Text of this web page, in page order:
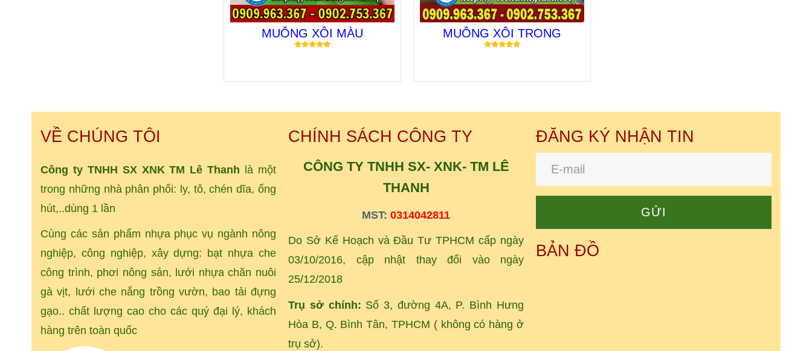
MUỖNG XÔI MÀU MUỖNG XÔI TRONG
VỀ CHÚNG TÔI
Công ty TNHH SX XNKTM Lê Thanh là một
trong những nhà phân phối: ly, tô, chén dĩa, ống
hút,..dùng 1 lần
Cùng các sản phẩm nhựa phục vụ ngành nông
nghiệp, công nghiệp, xây dựng: bạt nhựa che
công trình, phơi nông sản, lưới nhựa chăn nuôi
gà vịt, lưới che nắng trồng vườn, bao tải đựng
gạo.. chất lượng cao cho các quý đại lý, khách
hàng trên toàn quốc
CHÍNH SÁCH CÔNG TY
CÔNG TY TNHH SX- XNK- TM LÊ
THANH
MST: 0314042811
Do Sở Kế Hoạch và Đầu Tư TPHCM cấp ngày
03/10/2016, cập nhật thay đổi vào ngày
25/12/2018
Trụ sở chính: Số 3, đường 4A, P. Bình Hưng
Hòa B, Q. Bình Tân, TPHCM ( không có hàng ở
trụ sở).
ĐĂNG KÝ NHẬN TIN
GỬI
BẢN ĐỒ